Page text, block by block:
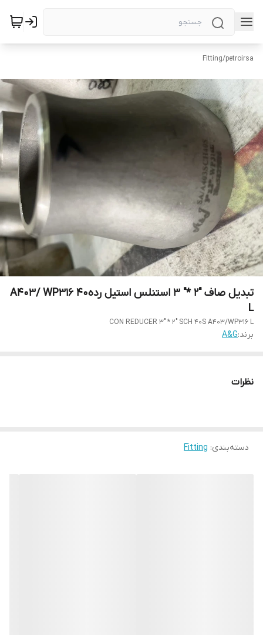
petroirsa
/
Fitting
تبدیل صاف "2 *" 3 استنلس استیل رده40 A403/ WP316
L
CON REDUCER 3" * 2" SCH 40S A403/WP316 L
برند:A&G
نظرات
دسته‌بندی:
Fitting